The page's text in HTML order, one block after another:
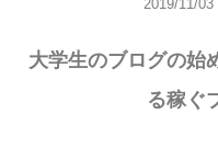
2019/11/03
大学生のブログの始
る稼ぐ